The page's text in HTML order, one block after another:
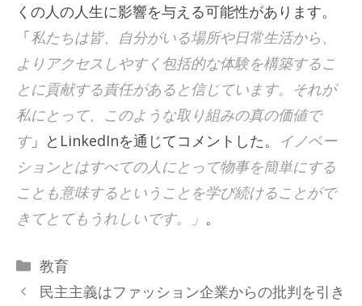
くの人の人生に影響を与える可能性があります。
「私たちは皆、自分がいる場所や日常生活から、
よりアクセスしやすく包括的な体験を構築するこ
とに貢献する責任があると信じています。それが
私にとって、このような取り組みの真の価値で
す」とLinkedInを通じてコメントした。
イノベー
ションとはすべての人にとって物事を簡単にする
ことも意味するということを学び続けることがで
きてとてもうれしいです。」 。
カ
テ
教育
民主主義はファッション企業からの批判を引き